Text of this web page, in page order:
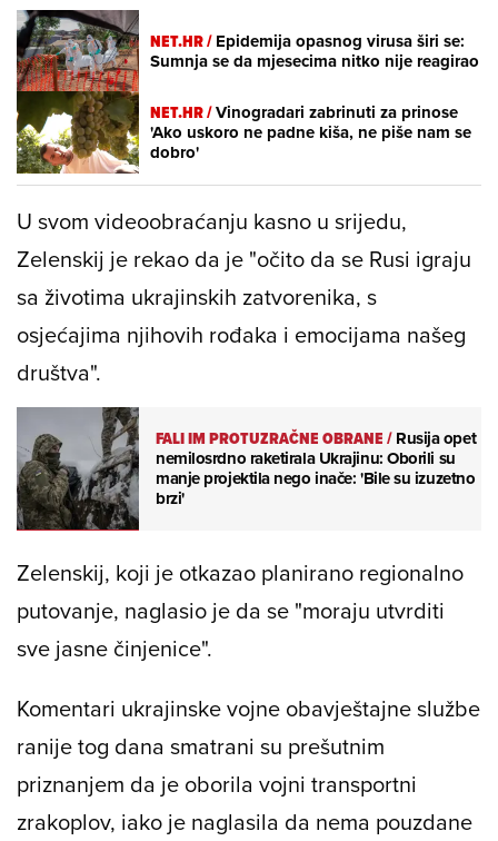
NET.HR /Epidemija opasnog virusa širi se:
Sumnja se da mjesecima nitko nije reagirao
NET.HR /Vinogradari zabrinuti za prinose
'Ako uskoro ne padne kiša, ne piše nam se
dobro'
U svom videoobraćanju kasno u srijedu,
Zelenskij je rekao da je "očito da se Rusi igraju
sa životima ukrajinskih zatvorenika, s
osjećajima njihovih rođaka i emocijama našeg
društva".
FALI IM PROTUZRAČNE OBRANE/Rusija opet
nemilosrdno raketirala Ukrajinu: Oborili su
manje projektila nego inače: 'Bile su izuzetno
brzi'
Zelenskij, koji je otkazao planirano regionalno
putovanje, naglasio je da se "moraju utvrditi
sve jasne činjenice".
Komentari ukrajinske vojne obavještajne službe
ranije tog dana smatrani su prešutnim
priznanjem da je oborila vojni transportni
zrakoplov, iako je naglasila da nema pouzdane